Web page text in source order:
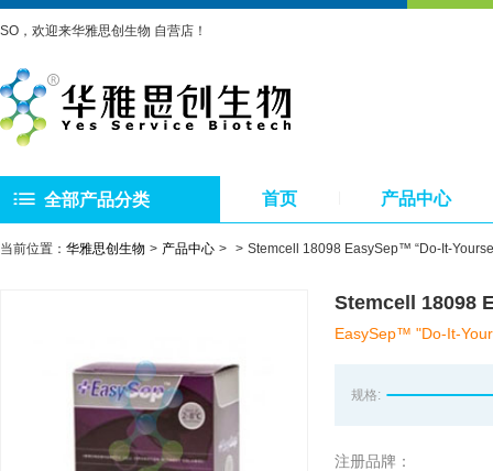
SO，欢迎来华雅思创生物 自营店！
全部产品分类 首页 产品中心
当前位置： 华雅思创生物 产品中心 Stemcell 18098 EasySep™ “Do-It-
Stemcell 18098
EasySep™ "Do-It-
规格:
注册品牌：